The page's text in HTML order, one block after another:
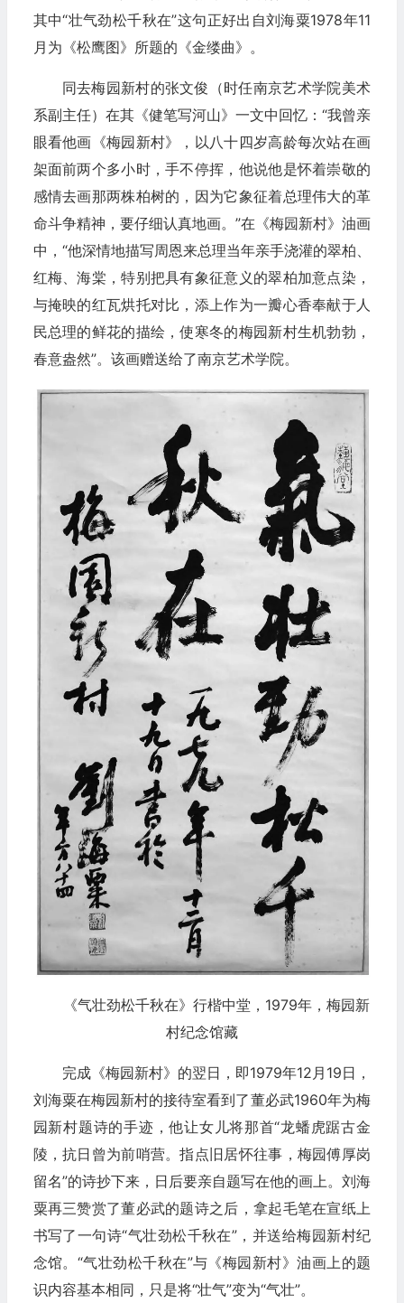
其中“壮气劲松千秋在”这句正好出自刘海粟1978年11
月为《松鹰图》所题的《金缕曲》。
同去梅园新村的张文俊（时任南京艺术学院美术
系副主任）在其《健笔写河山》一文中回忆：“我曾亲
眼看他画《梅园新村》，以八十四岁高龄每次站在画
架面前两个多小时，手不停挥，他说他是怀着崇敬的
感情去画那两株柏树的，因为它象征着总理伟大的革
命斗争精神，要仔细认真地画。”在《梅园新村》油画
中，“他深情地描写周恩来总理当年亲手浇灌的翠柏、
红梅、海棠，特别把具有象征意义的翠柏加意点染，
与掩映的红瓦烘托对比，添上作为一瓣心香奉献于人
民总理的鲜花的描绘，使寒冬的梅园新村生机勃勃，
春意盎然”。该画赠送给了南京艺术学院。
《气壮劲松千秋在》行楷中堂，1979年，梅园新
村纪念馆藏
完成《梅园新村》的翌日，即1979年12月19日，
刘海粟在梅园新村的接待室看到了董必武1960年为梅
园新村题诗的手迹，他让女儿将那首“龙蟠虎踞古金
陵，抗日曾为前哨营。指点旧居怀往事，梅园傅厚岗
留名”的诗抄下来，日后要亲自题写在他的画上。刘海
粟再三赞赏了董必武的题诗之后，拿起毛笔在宣纸上
书写了一句诗“气壮劲松千秋在”，并送给梅园新村纪
念馆。“气壮劲松千秋在”与《梅园新村》油画上的题
识内容基本相同，只是将“壮气”变为“气壮”。